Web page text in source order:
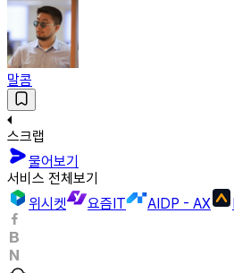
말콤
스크랩
물어보기
서비스 전체보기
위시켓
요즘IT AIDP - AX